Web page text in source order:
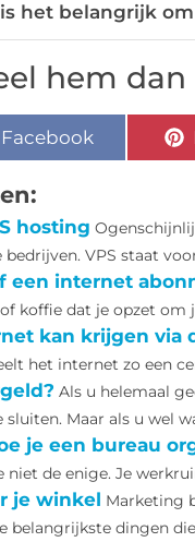
het belangrijk
hem dan
Facebook
hosting
VPS staat
een internet
koffie dat je opzet om
kan krijgen via
het internet zo een
Als u helemaal
Maar als u wel
je een bureau
niet de enige. Je
je winkel Marketing
belangrijkste dingen